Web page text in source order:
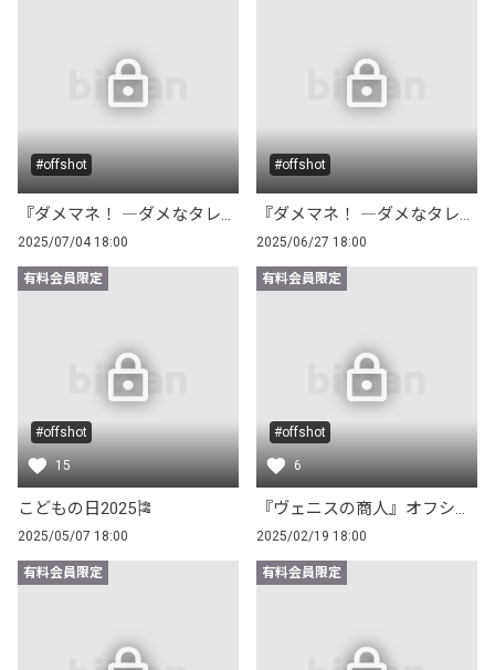
#offshot
『ダメマネ！ ―ダメなタレント、マネジメントします―』オフショット～Part.2～
2025/07/04 18:00
#offshot
『ダメマネ！ ―ダメなタレント、マネジメントします―』オフショット～Part.1～
2025/06/27 18:00
有料会員限定
#offshot
15
こどもの日2025🎏
2025/05/07 18:00
有料会員限定
#offshot
6
『ヴェニスの商人』オフショット～Part.2～
2025/02/19 18:00
有料会員限定 有料会員限定